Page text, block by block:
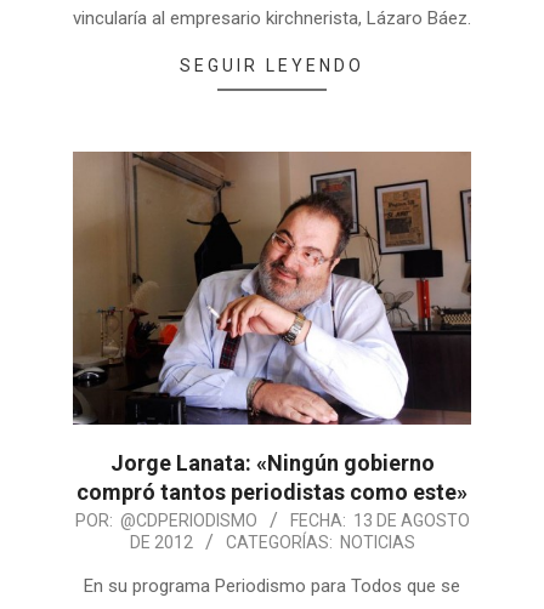
vincularía al empresario kirchnerista, Lázaro Báez.
SEGUIR LEYENDO
Jorge Lanata: «Ningún gobierno
compró tantos periodistas como este»
POR: @CDPERIODISMO FECHA: 13 DE AGOSTO
DE 2012
CATEGORÍAS: NOTICIAS
En su programa Periodismo para Todos que se